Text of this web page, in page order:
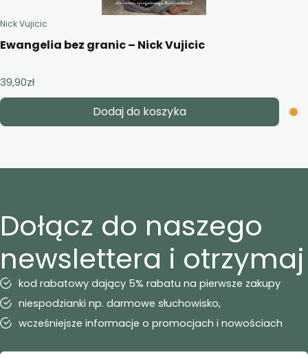
Nick Vujicic
Ewangelia bez granic – Nick Vujicic
39,90zł
Dodaj do koszyka
Dołącz do naszego
newslettera i otrzymaj
kod rabatowy dający 5% rabatu na pierwsze zakupy
niespodzianki np. darmowe słuchowisko,
wcześniejsze informacje o promocjach i nowościach